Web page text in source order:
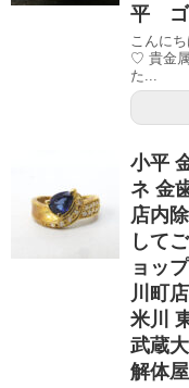
平 ゴ
こんに
♡ 貴金
た...
小平
ネ 金
店内
して
ョッ
川町
米川
武蔵
解体